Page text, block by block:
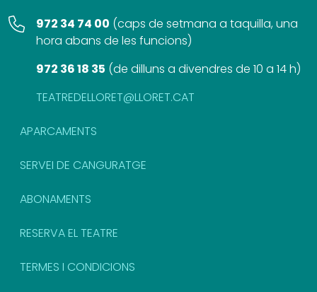
972 34 74 00 (caps de setmana a taquilla, una
hora abans de les funcions)
972 36 18 35 (de dilluns a divendres de 10 a 14 h)
TEATREDELLORET@LLORET.CAT
APARCAMENTS
SERVEI DE CANGURATGE
ABONAMENTS
RESERVA EL TEATRE
TERMES I CONDICIONS